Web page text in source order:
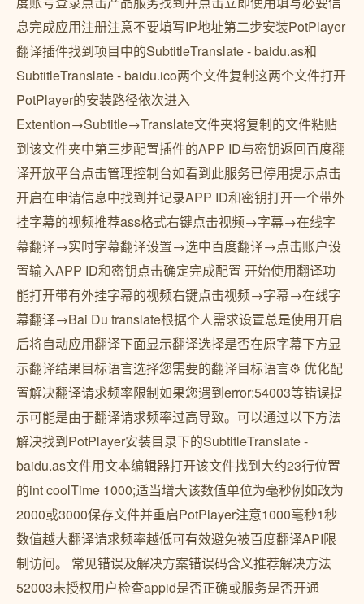
息完成应用注册注意不要填写IP地址第二步安装PotPlayer
翻译插件找到项目中的SubtitleTranslate - baidu.as和
SubtitleTranslate - baidu.ico两个文件复制这两个文件打开
PotPlayer的安装路径依次进入
Extention→Subtitle→Translate文件夹将复制的文件粘贴
到该文件夹中第三步配置插件的APP ID与密钥返回百度翻
译开放平台点击管理控制台如看到此服务已停用提示点击
开启在申请信息中找到并记录APP ID和密钥打开一个带外
挂字幕的视频推荐ass格式右键点击视频→字幕→在线字
幕翻译→实时字幕翻译设置→选中百度翻译→点击账户设
置输入APP ID和密钥点击确定完成配置 开始使用翻译功
能打开带有外挂字幕的视频右键点击视频→字幕→在线字
幕翻译→Bai Du translate根据个人需求设置总是使用开启
后将自动应用翻译下面显示翻译选择是否在原字幕下方显
示翻译结果目标语言选择您需要的翻译目标语言⚙️ 优化配
置解决翻译请求频率限制如果您遇到error:54003等错误提
示可能是由于翻译请求频率过高导致。可以通过以下方法
解决找到PotPlayer安装目录下的SubtitleTranslate -
baidu.as文件用文本编辑器打开该文件找到大约23行位置
的int coolTime 1000;适当增大该数值单位为毫秒例如改为
2000或3000保存文件并重启PotPlayer注意1000毫秒1秒
数值越大翻译请求频率越低可有效避免被百度翻译API限
制访问。️ 常见错误及解决方案错误码含义推荐解决方法
52003未授权用户检查appid是否正确或服务是否开通